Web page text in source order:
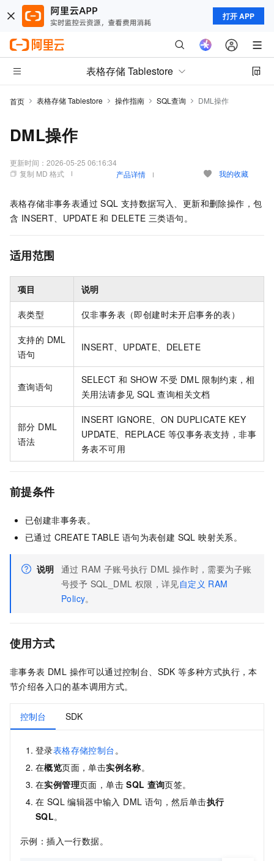
打开 APP
表格存储 Tablestore
首页 表格存储 Tablestore 操作指南 SQL查询 DML操作
DML操作
更新时间： 2026-05-25 06:16:34
复制 MD 格式
产品详情 我的收藏
表格存储非事务表通过 SQL 支持数据写入、更新和删除操作，包
含 INSERT、UPDATE 和 DELETE 三类语句。
适用范围
项目 说明
表类型 仅非事务表（即创建时未开启事务的表）
支持的 DML
语句
INSERT、UPDATE、DELETE
查询语句
SELECT 和 SHOW 不受 DML 限制约束，相
关用法请参见 SQL 查询相关文档
部分 DML
语法
INSERT IGNORE、ON DUPLICATE KEY
UPDATE、REPLACE 等仅事务表支持，非事
务表不可用
前提条件
已创建非事务表。
已通过 CREATE TABLE 语句为表创建 SQL 映射关系。
说明 通过 RAM 子账号执行 DML 操作时，需要为子账
号授予 SQL_DML 权限，详见自定义 RAM
Policy。
使用方式
非事务表 DML 操作可以通过控制台、SDK 等多种方式执行，本
节介绍各入口的基本调用方式。
控制台 SDK
登录表格存储控制台。
在概览页面，单击实例名称。
在实例管理页面，单击 SQL 查询页签。
在 SQL 编辑器中输入 DML 语句，然后单击执行
SQL。
示例：插入一行数据。